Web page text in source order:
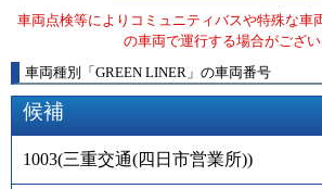
車両点検等によりコミュニティバスや特殊な車
の車両で運行する場合がござい
車両種別
「 GREEN LINER 」 の車両番号
候補
1003(三重交通(四日市営業所))